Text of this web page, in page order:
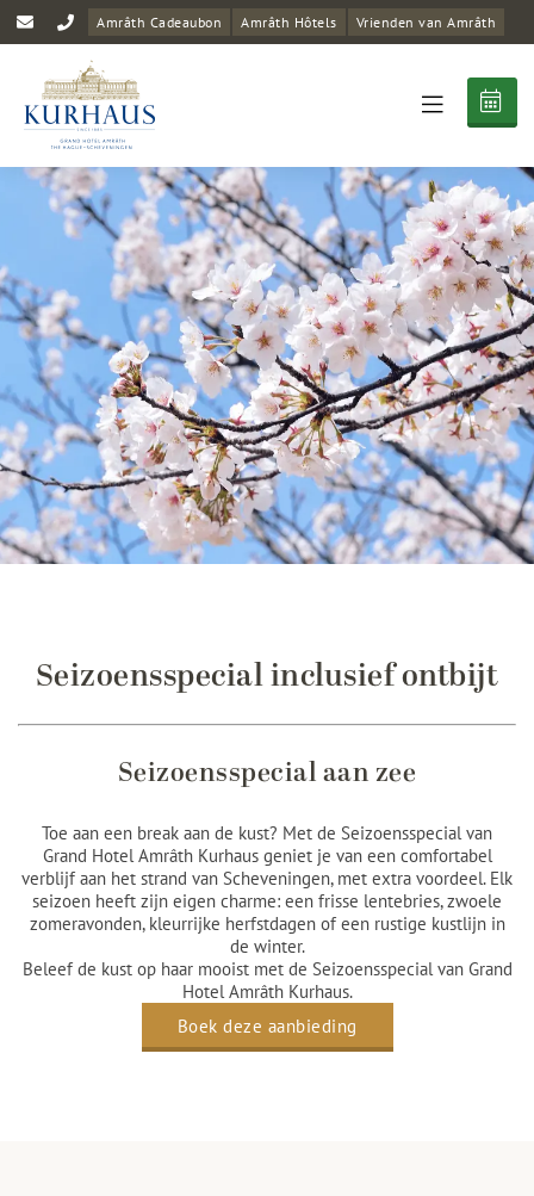
Amrâth Cadeaubon Amrâth Hôtels Vrienden van Amrâth
Seizoensspecial inclusief ontbijt
Seizoensspecial aan zee
Toe aan een break aan de kust? Met de Seizoensspecial van
Grand Hotel Amrâth Kurhaus geniet je van een comfortabel
verblijf aan het strand van Scheveningen, met extra voordeel. Elk
seizoen heeft zijn eigen charme: een frisse lentebries, zwoele
zomeravonden, kleurrijke herfstdagen of een rustige kustlijn in
de winter.
Beleef de kust op haar mooist met de Seizoensspecial van Grand
Hotel Amrâth Kurhaus.
Boek deze aanbieding